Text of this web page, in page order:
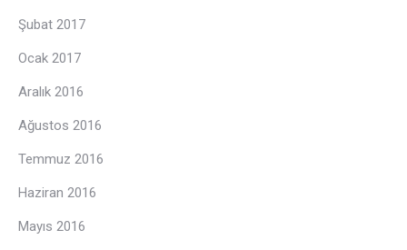
Şubat 2017
Ocak 2017
Aralık 2016
Ağustos 2016
Temmuz 2016
Haziran 2016
Mayıs 2016